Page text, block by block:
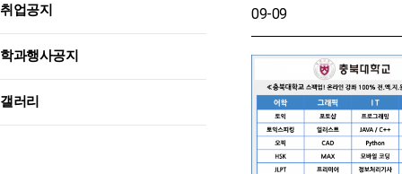
취업공지
학과행사공지
갤러리
09-09